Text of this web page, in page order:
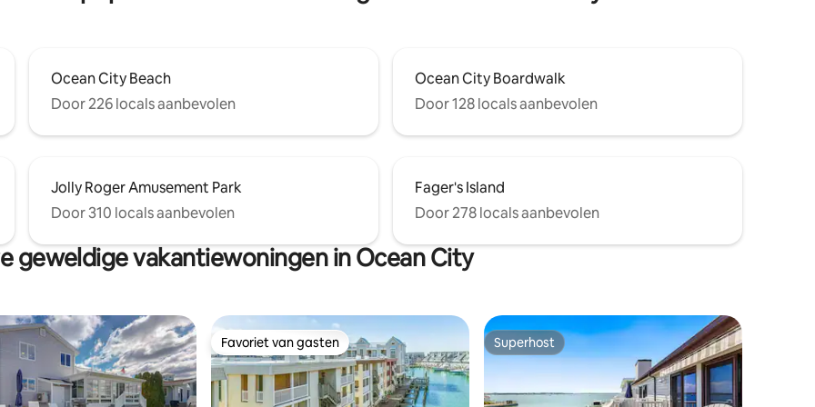
Ocean City Beach
Door 226 locals aanbevolen
Ocean City Boardwalk
Door 128 locals aanbevolen
Jolly Roger Amusement Park
Door 310 locals aanbevolen
Fager's Island
Door 278 locals aanbevolen
geweldige vakantiewoningen in Ocean City
Favoriet van gasten
Favoriet van gasten Superhost
Superhost